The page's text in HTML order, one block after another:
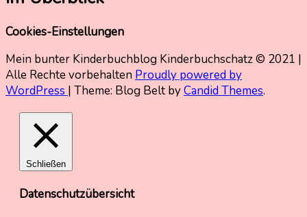
Cookies-Einstellungen
Mein bunter Kinderbuchblog Kinderbuchschatz © 2021 |
Alle Rechte vorbehalten Proudly powered by
WordPress | Theme: Blog Belt byCandid Themes.
Schließen
Datenschutzübersicht